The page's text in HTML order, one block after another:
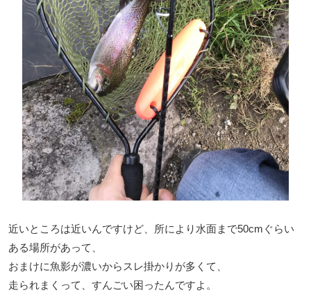
近いところは近いんですけど、所により水面まで50cmぐらい
ある場所があって、
おまけに魚影が濃いからスレ掛かりが多くて、
走られまくって、すんごい困ったんですよ。